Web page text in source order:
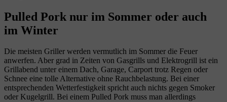
Pulled Pork nur im Sommer oder auch
im Winter
Die meisten Griller werden vermutlich im Sommer die Feuer
anwerfen. Aber grad in Zeiten von Gasgrills und Elektrogrill ist ein
Grillabend unter einem Dach, Garage, Carport trotz Regen oder
Schnee eine tolle Alternative ohne Rauchbelastung. Bei einer
entsprechenden Wetterfestigkeit spricht auch nichts gegen Smoker
oder Kugelgrill. Bei einem Pulled Pork muss man allerdings